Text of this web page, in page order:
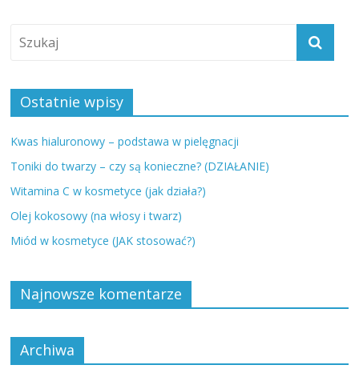
Ostatnie wpisy
Kwas hialuronowy – podstawa w pielęgnacji
Toniki do twarzy – czy są konieczne? (DZIAŁANIE)
Witamina C w kosmetyce (jak działa?)
Olej kokosowy (na włosy i twarz)
Miód w kosmetyce (JAK stosować?)
Najnowsze komentarze
Archiwa